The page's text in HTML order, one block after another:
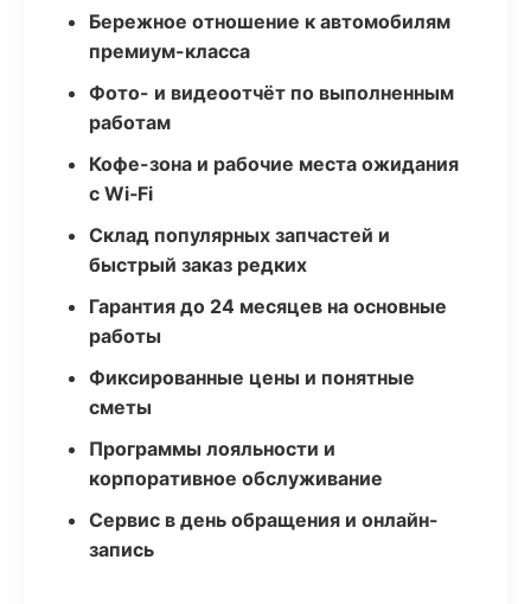
Бережное отношение к автомобилям
премиум-класса
Фото- и видеоотчёт по выполненным
работам
Кофе-зона и рабочие места ожидания
с Wi‑Fi
Склад популярных запчастей и
быстрый заказ редких
Гарантия до 24 месяцев на основные
работы
Фиксированные цены и понятные
сметы
Программы лояльности и
корпоративное обслуживание
Сервис в день обращения и онлайн-
запись